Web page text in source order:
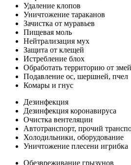
Удаление клопов
Уничтожение тараканов
Зачистка от муравьев
Пищевая моль
Нейтрализация мух
Защита от клещей
Истребление блох
Обработать территорию от змей
Подавление ос, шершней, пчел
Комары и гнус
Дезинфекция
Дезинфекция коронавируса
Очистка вентеляции
Автотранспорт, прочий
Холодильники, оборудование
Уничтожение плесени игрибка
Обезвреживание грызунов